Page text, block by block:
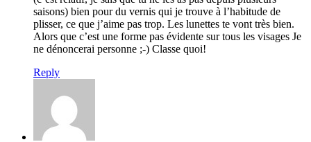
saisons) bien pour du vernis qui je trouve à l’habitude de
plisser, ce que j’aime pas trop. Les lunettes te vont très bien.
Alors que c’est une forme pas évidente sur tous les visages Je
ne dénoncerai personne ;-) Classe quoi!
Reply